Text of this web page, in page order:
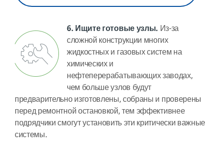
6. Ищите готовые узлы. Из-за
сложной конструкции многих
жидкостных и газовых систем на
химических и
нефтеперерабатывающих заводах,
чем больше узлов будут
предварительно изготовлены, собраны и проверены
перед ремонтной остановкой, тем эффективнее
подрядчики смогут установить эти критически важные
системы.